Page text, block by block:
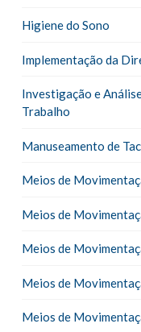
Higiene do Sono
Implementação da
Investigação e
Trabalho
Manuseamento de
Meios de
Meios de
Meios de
Meios de
Meios de